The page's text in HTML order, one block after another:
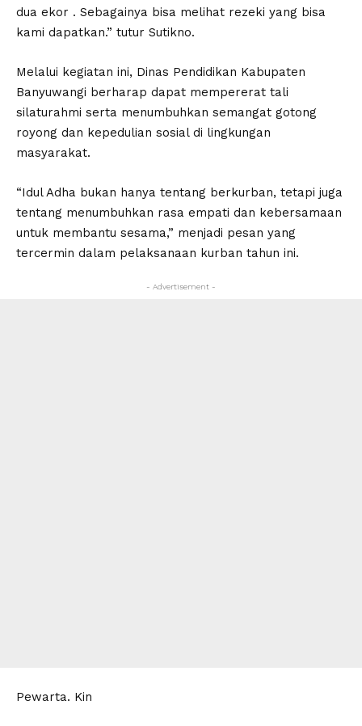
dua ekor . Sebagainya bisa melihat rezeki yang bisa
kami dapatkan.” tutur Sutikno.
Melalui kegiatan ini, Dinas Pendidikan Kabupaten
Banyuwangi berharap dapat mempererat tali
silaturahmi serta menumbuhkan semangat gotong
royong dan kepedulian sosial di lingkungan
masyarakat.
“Idul Adha bukan hanya tentang berkurban, tetapi juga
tentang menumbuhkan rasa empati dan kebersamaan
untuk membantu sesama,” menjadi pesan yang
tercermin dalam pelaksanaan kurban tahun ini.
- Advertisement -
Pewarta. Kin